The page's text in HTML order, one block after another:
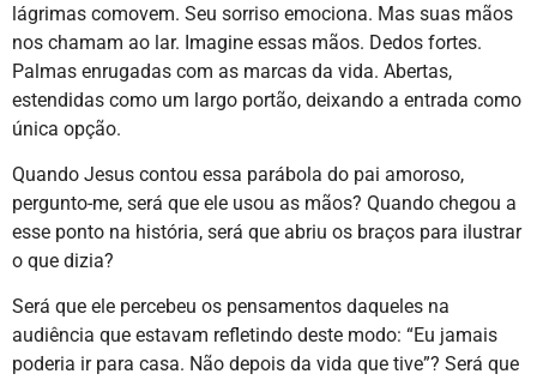
lágrimas comovem. Seu sorriso emociona. Mas suas mãos
nos chamam ao lar. Imagine essas mãos. Dedos fortes.
Palmas enrugadas com as marcas da vida. Abertas,
estendidas como um largo portão, deixando a entrada como
única opção.
Quando Jesus contou essa parábola do pai amoroso,
pergunto-me, será que ele usou as mãos? Quando chegou a
esse ponto na história, será que abriu os braços para ilustrar
o que dizia?
Será que ele percebeu os pensamentos daqueles na
audiência que estavam refletindo deste modo: “Eu jamais
poderia ir para casa. Não depois da vida que tive”? Será que